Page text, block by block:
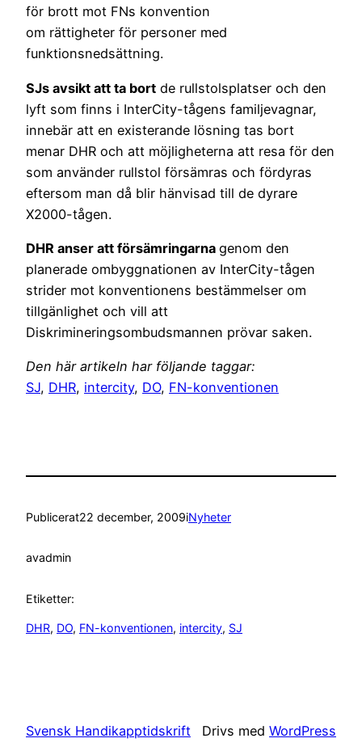
för brott mot FNs konvention
om rättigheter för personer med
funktionsnedsättning.
SJs avsikt att ta bort de rullstolsplatser och den
lyft som finns i InterCity-tågens familjevagnar,
innebär att en existerande lösning tas bort
menar DHR och att möjligheterna att resa för den
som använder rullstol försämras och fördyras
eftersom man då blir hänvisad till de dyrare
X2000-tågen.
DHR anser att försämringarna genom den
planerade ombyggnationen av InterCity-tågen
strider mot konventionens bestämmelser om
tillgänlighet och vill att
Diskrimineringsombudsmannen prövar saken.
Den här artikeln har följande taggar:
SJ, DHR, intercity, DO, FN-konventionen
Publicerat22 december, 2009iNyheter
avadmin
Etiketter:
DHR, DO, FN-konventionen, intercity, SJ
Svensk Handikapptidskrift Drivs med WordPress